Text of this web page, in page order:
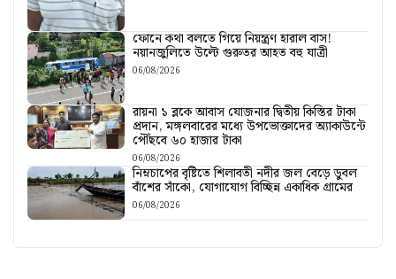
ফোনে কথা বলতে গিয়ে নিয়ন্ত্রণ হারাল বাস!
নয়ানজুলিতে উল্টে গুরুতর আহত বহু যাত্রী
06/08/2026
রায়না ১ ব্লকে আবাস যোজনার দ্বিতীয় কিস্তির টাকা
প্রদান, মঙ্গলবারের মধ্যে উপভোক্তাদের অ্যাকাউন্টে
পৌঁছবে ৬০ হাজার টাকা
06/08/2026
নিম্নচাপের বৃষ্টিতে শিলাবতী নদীর জল বেড়ে ডুবল
বাঁশের সাঁকো, যোগাযোগ বিচ্ছিন্ন একাধিক গ্রামের
06/08/2026